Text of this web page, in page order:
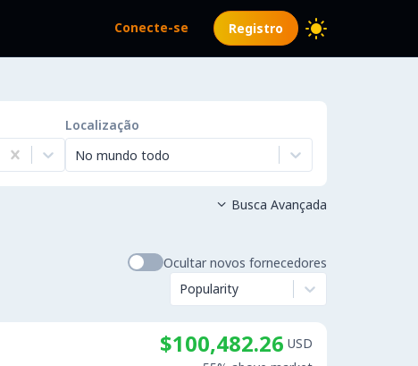
Conecte-se Registro
Localização
No mundo todo
 Busca Avançada
Ocultar novos fornecedores
Popularity
$100,482.26 USD